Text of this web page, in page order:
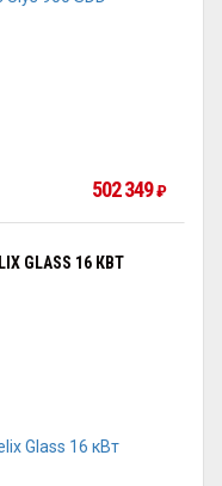
502 349₽
GLASS 16 КВТ